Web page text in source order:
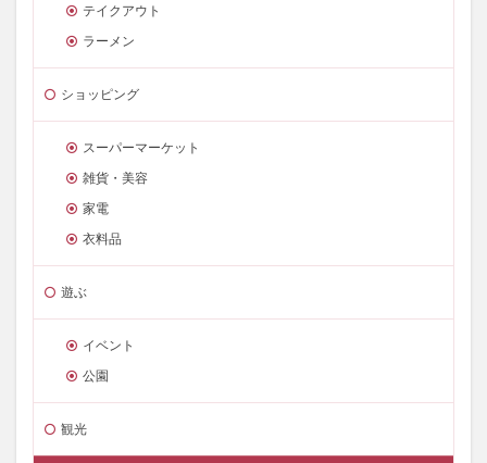
テイクアウト
ラーメン
ショッピング
スーパーマーケット
雑貨・美容
家電
衣料品
遊ぶ
イベント
公園
観光